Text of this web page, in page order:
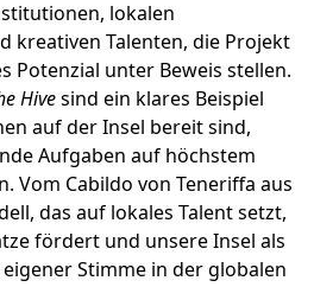
lokalen
kreativen Talenten, die Projekt
Potenzial unter Beweis stellen.
Hivesind ein klares Beispiel
auf der Insel bereit sind,
Aufgaben auf höchstem
Vom Cabildo von Teneriffa aus
das auf lokales Talent setzt,
fördert und unsere Insel als
Stimme in der globalen